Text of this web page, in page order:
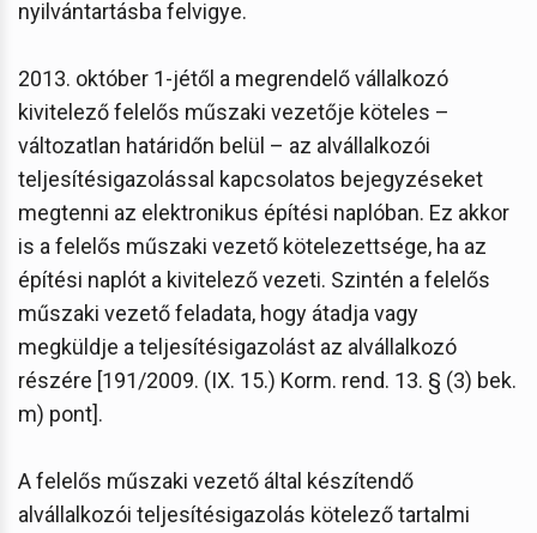
nyilvántartásba felvigye.
2013. október 1-jétől a megrendelő vállalkozó
kivitelező felelős műszaki vezetője köteles –
változatlan határidőn belül – az alvállalkozói
teljesítésigazolással kapcsolatos bejegyzéseket
megtenni az elektronikus építési naplóban. Ez akkor
is a felelős műszaki vezető kötelezettsége, ha az
építési naplót a kivitelező vezeti. Szintén a felelős
műszaki vezető feladata, hogy átadja vagy
megküldje a teljesítésigazolást az alvállalkozó
részére [191/2009. (IX. 15.) Korm. rend. 13. § (3) bek.
m) pont].
A felelős műszaki vezető által készítendő
alvállalkozói teljesítésigazolás kötelező tartalmi